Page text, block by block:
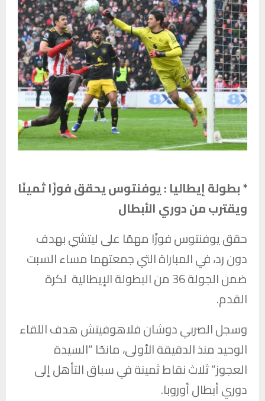
* بطولة إيطاليا : يوفنتوس يحقق فوزًا ثمينًا
ويقترب من دوري الأبطال
حققيوفنتوسفوزًا مهمًا علىليتشيبهدف
دون رد، في المباراة التي جمعتهما مساء السبت
ضمن الجولة 36 من البطولة الإيطالية لكرة
القدم.
وسجل الصربي دوشان فلاهوفيتش هدف اللقاء
الوحيد منذ الدقيقة الأولى، مانحًا “السيدة
العجوز” ثلاث نقاط ثمينة في سباق التأهل إلى
دوري أبطال أوروبا.